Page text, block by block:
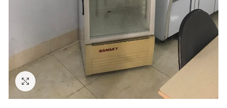
Click to enlarge